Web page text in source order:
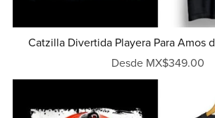
Catzilla Divertida Playera Para Amos
Desde MX$349.00